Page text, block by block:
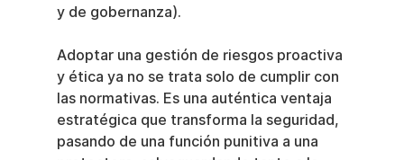
y de gobernanza).
Adoptar una gestión de riesgos proactiva
y ética ya no se trata solo de cumplir con
las normativas. Es una auténtica ventaja
estratégica que transforma la seguridad,
pasando de una función punitiva a una